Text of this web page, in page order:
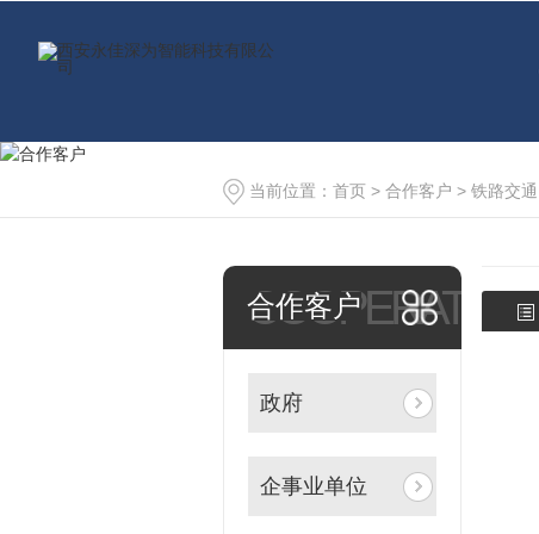
当前位置： 首页 > 合作客户 > 铁路交通
COOPERATIO
合作客户
政府
企事业单位